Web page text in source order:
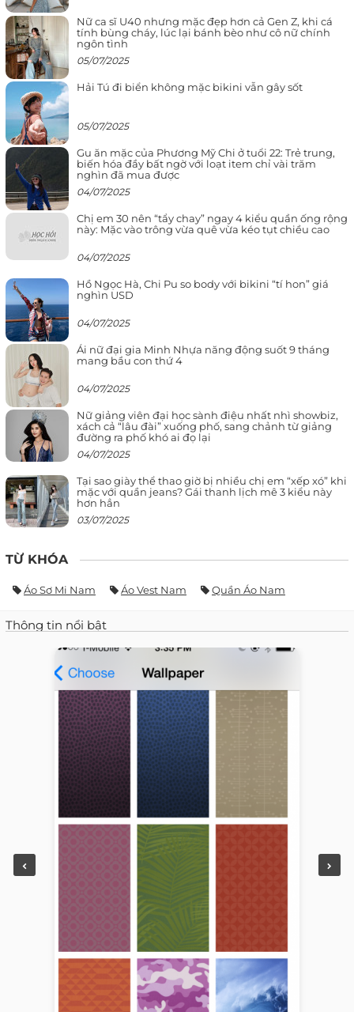
Nữ ca sĩ U40 nhưng mặc đẹp hơn cả Gen Z, khi cá
tính bùng cháy, lúc lại bánh bèo như cô nữ chính
ngôn tình
05/07/2025
Hải Tú đi biển không mặc bikini vẫn gây sốt
05/07/2025
Gu ăn mặc của Phương Mỹ Chi ở tuổi 22: Trẻ trung,
biến hóa đầy bất ngờ với loạt item chỉ vài trăm
nghìn đã mua được
04/07/2025
Chị em 30 nên “tẩy chay” ngay 4 kiểu quần ống rộng
này: Mặc vào trông vừa quê vừa kéo tụt chiều cao
04/07/2025
Hồ Ngọc Hà, Chi Pu so body với bikini “tí hon” giá
nghìn USD
04/07/2025
Ái nữ đại gia Minh Nhựa năng động suốt 9 tháng
mang bầu con thứ 4
04/07/2025
Nữ giảng viên đại học sành điệu nhất nhì showbiz,
xách cả “lâu đài” xuống phố, sang chảnh từ giảng
đường ra phố khó ai đọ lại
04/07/2025
Tại sao giày thể thao giờ bị nhiều chị em “xếp xó” khi
mặc với quần jeans? Gái thanh lịch mê 3 kiểu này
hơn hẳn
03/07/2025
TỪ KHÓA
Áo Sơ Mi Nam Áo Vest Nam Quần Áo Nam
Thông tin nổi bật